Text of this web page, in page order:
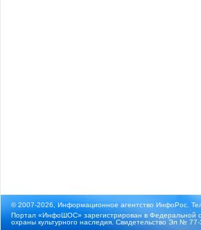
© 2007-2026, Информационное агентство ИнфоРос.
Портал «ИнфоШОС» зарегистрирован в Федеральной
охраны культурного наследия. Свидетельство Эл №